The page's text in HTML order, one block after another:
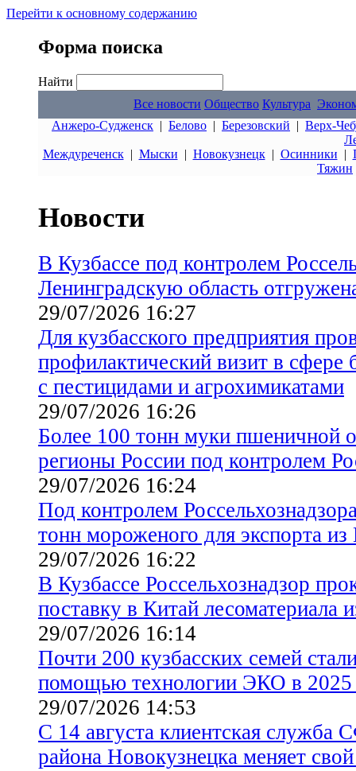
Перейти к основному содержанию
Форма поиска
Найти
Все новости Общество Культура
Анжеро-Судженск | Белово | Березовский | Верх-
Междуреченск| Мыски | Новокузнецк| Осинники |
Тяжин
Новости
В Кузбассе под контролем
Ленинградскую область
29/07/2026 16:27
Для кузбасского предприятия
профилактический визит в сфере
с пестицидами и агрохимикатами
29/07/2026 16:26
Более 100 тонн муки пшеничной
регионы России под контролем
29/07/2026 16:24
Под контролем
тонн мороженого для экспорта
29/07/2026 16:22
В Кузбассе Россельхознадзор
поставку в Китай лесоматериала
29/07/2026 16:14
Почти 200 кузбасских семей
помощью технологии ЭКО в 2025
29/07/2026 14:53
С 14 августа клиентская служба
района Новокузнецка меняет